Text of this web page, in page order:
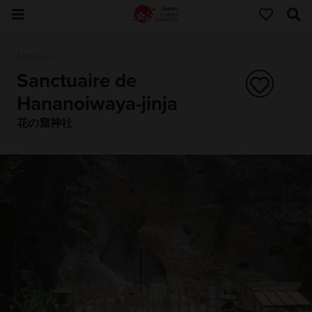
Sanctuaire de
Hananoiwaya-jinja
花の窟神社